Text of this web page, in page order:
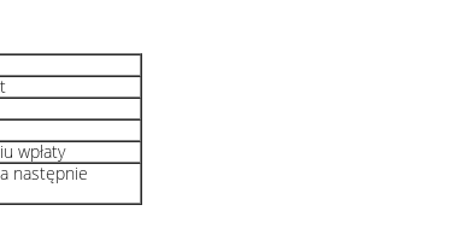
wpłaty
następnie